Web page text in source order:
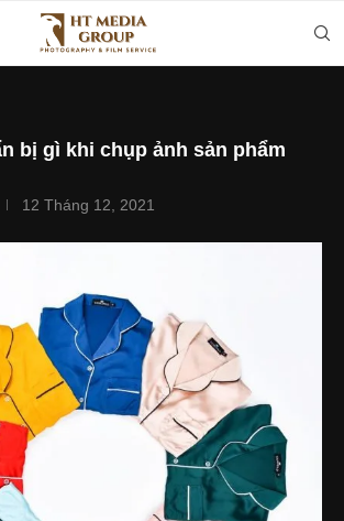
bị gì khi chụp ảnh sản phẩm
12 Tháng 12, 2021